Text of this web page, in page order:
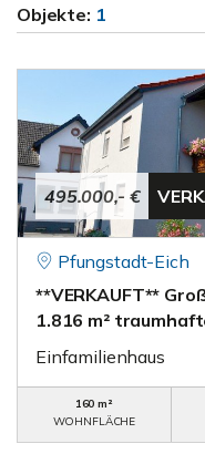
Objekte: 1
495.000,- €
Pfungstadt-Eich
**VERKAUFT**
1.816 m²
Einfamilienhaus
160 m²
WOHNFLÄCHE